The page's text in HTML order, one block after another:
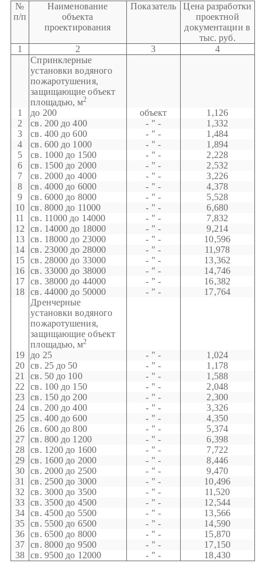
№
п/п
Наименование
объекта
проектирования
Показатель
Цена разработки
проектной
документации в
тыс. руб.
1
2 3
4
Спринклерные
установки водяного
пожаротушения,
защищающие объект
площадью, м2
1 до 200 объект
1,126
2
св. 200 до 400 - " -
1,332
3
св. 400 до 600 - " -
1,484
4
св. 600 до 1000 - " -
1,894
5
св. 1000 до 1500 - " -
2,228
6
св. 1500 до 2000 - " -
2,532
7
св. 2000 до 4000 - " -
3,226
8
св. 4000 до 6000 - " -
4,378
9
св. 6000 до 8000 - " -
5,528
10
св. 8000 до 11000 - " -
6,680
11
св. 11000 до 14000 - " -
7,832
12
св. 14000 до 18000 - " -
9,214
13
св. 18000 до 23000 - " -
10,596
14
св. 23000 до 28000 - " -
11,978
15
св. 28000 до 33000 - " -
13,362
16
св. 33000 до 38000 - " -
14,746
17
св. 38000 до 44000 - " -
16,382
18
св. 44000 до 50000 - " -
17,764
Дренчерные
установки водяного
пожаротушения,
защищающие объект
площадью, м2
19 до 25 - " -
1,024
20
св. 25 до 50 - " -
1,178
21
св. 50 до 100 - " -
1,588
22
св. 100 до 150 - " -
2,048
23
св. 150 до 200 - " -
2,300
24
св. 200 до 400 - " -
3,326
25
св. 400 до 600 - " -
4,350
26
св. 600 до 800 - " -
5,374
27
св. 800 до 1200 - " -
6,398
28
св. 1200 до 1600 - " -
7,722
29
св. 1600 до 2000 - " -
8,446
30
св. 2000 до 2500 - " -
9,470
31
св. 2500 до 3000 - " -
10,496
32
св. 3000 до 3500 - " -
11,520
33
св. 3500 до 4500 - " -
12,544
34
св. 4500 до 5500 - " -
13,566
35
св. 5500 до 6500 - " -
14,590
36
св. 6500 до 8000 - " -
15,870
37
св. 8000 до 9500 - " -
17,150
38
св. 9500 до 12000 - " - 18,430